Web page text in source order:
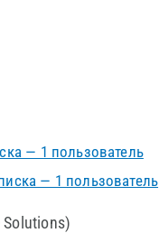
— 1 пользователь
— 1 пользователь